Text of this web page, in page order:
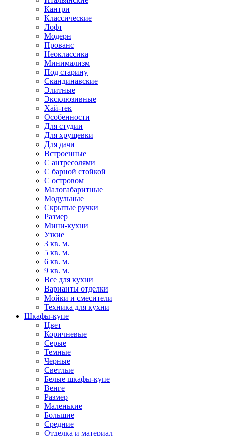
Кантри
Классические
Лофт
Модерн
Прованс
Неоклассика
Минимализм
Под старину
Скандинавские
Элитные
Эксклюзивные
Хай-тек
Особенности
Для студии
Для хрущевки
Для дачи
Встроенные
С антресолями
С барной стойкой
С островом
Малогабаритные
Модульные
Скрытые ручки
Размер
Мини-кухни
Узкие
3 кв. м.
5 кв. м.
6 кв. м.
9 кв. м.
Все для кухни
Варианты отделки
Мойки и смесители
Техника для кухни
Шкафы-купе
Цвет
Коричневые
Серые
Темные
Черные
Светлые
Белые шкафы-купе
Венге
Размер
Маленькие
Большие
Средние
Отделка и материал